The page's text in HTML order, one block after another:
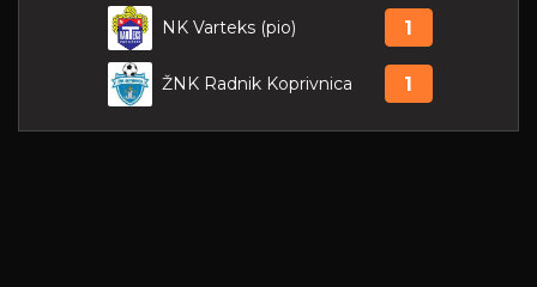
NK Varteks (pio) 1
ŽNK Radnik Koprivnica 1